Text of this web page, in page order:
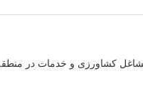
کشاورزی و خدمات در